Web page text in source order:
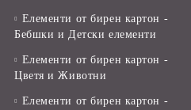
Елементи от бирен картон -
Бебшки и Детски елементи
Елементи от бирен картон -
Цветя и Животни
Елементи от бирен картон -